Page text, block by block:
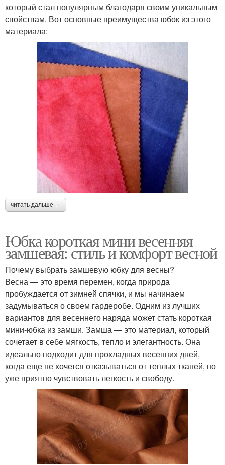
который стал популярным благодаря своим уникальным
свойствам. Вот основные преимущества юбок из этого
материала:
читать дальше →
Юбка короткая мини весенняя
замшевая: стиль и комфорт весной
Почему выбрать замшевую юбку для весны?
Весна — это время перемен, когда природа
пробуждается от зимней спячки, и мы начинаем
задумываться о своем гардеробе. Одним из лучших
вариантов для весеннего наряда может стать короткая
мини-юбка из замши. Замша — это материал, который
сочетает в себе мягкость, тепло и элегантность. Она
идеально подходит для прохладных весенних дней,
когда еще не хочется отказываться от теплых тканей, но
уже приятно чувствовать легкость и свободу.